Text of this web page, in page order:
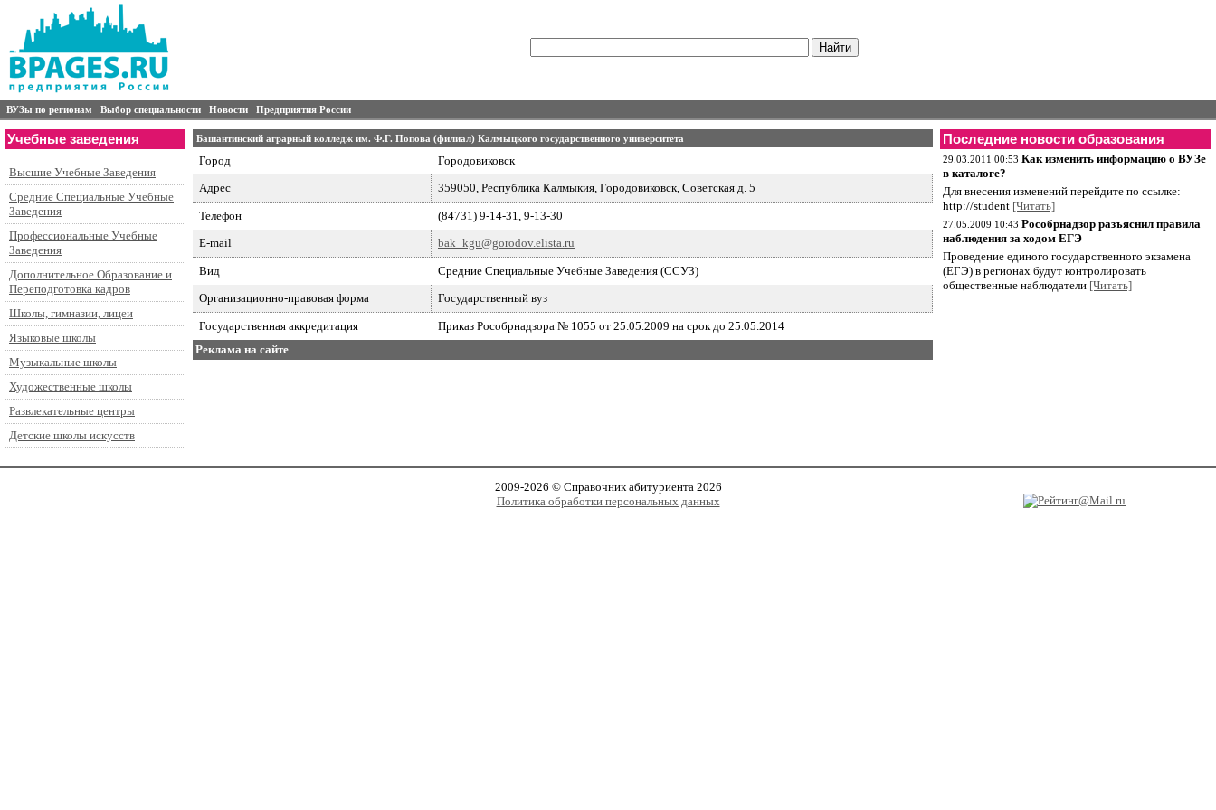
ВУЗы по регионам Выбор специальности Новости Предприятия России
Учебные заведения
Высшие Учебные Заведения
Средние Специальные Учебные
Заведения
Профессиональные Учебные
Заведения
Дополнительное Образование и
Переподготовка кадров
Школы, гимназии, лицеи
Языковые школы
Музыкальные школы
Художественные школы
Развлекательные центры
Детские школы искусств
Башантинский аграрный колледж им. Ф.Г. Попова (филиал) Калмыцкого государственного университета
Город
Городовиковск
Адрес
359050, Республика Калмыкия, Городовиковск, Советская д. 5
Телефон
(84731) 9-14-31, 9-13-30
E-mail
bak_kgu@gorodov.elista.ru
Вид
Средние Специальные Учебные Заведения (ССУЗ)
Организационно-правовая форма
Государственный вуз
Государственная аккредитация
Приказ Рособрнадзора № 1055 от 25.05.2009 на срок до 25.05.2014
Реклама на сайте
Последние новости образования
29.03.2011 00:53 Как изменить информацию о ВУЗе
в каталоге?
Для внесения изменений перейдите по ссылке:
http://student [Читать]
27.05.2009 10:43 Рособрнадзор разъяснил правила
наблюдения за ходом ЕГЭ
Проведение единого государственного экзамена
(ЕГЭ) в регионах будут контролировать
общественные наблюдатели [Читать]
2009-2026 © Справочник абитуриента 2026
Политика обработки персональных данных